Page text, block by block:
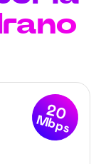
20
Mbps